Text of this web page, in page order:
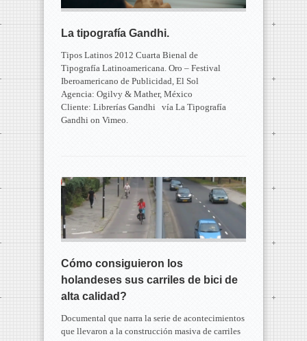
La tipografía Gandhi.
Tipos Latinos 2012 Cuarta Bienal de
Tipografía Latinoamericana. Oro – Festival
Iberoamericano de Publicidad, El Sol
Agencia: Ogilvy & Mather, México
Cliente: Librerías Gandhi vía La Tipografía
Gandhi on Vimeo.
Cómo consiguieron los
holandeses sus carriles de bici de
alta calidad?
Documental que narra la serie de acontecimientos
que llevaron a la construcción masiva de carriles